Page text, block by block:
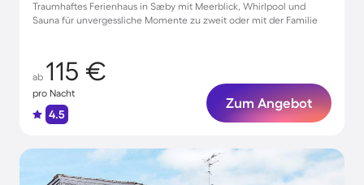
Traumhaftes Ferienhaus in Sæby mit Meerblick, Whirlpool und
Sauna für unvergessliche Momente zu zweit oder mit der Familie
ab 115 €
pro Nacht
4.5
Zum Angebot